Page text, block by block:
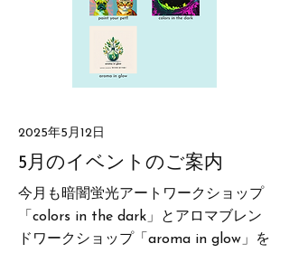
2025年5月12日
5月のイベントのご案内
今月も暗闇蛍光アートワークショップ
「colors in the dark」とアロマブレン
ドワークショップ「aroma in glow」を